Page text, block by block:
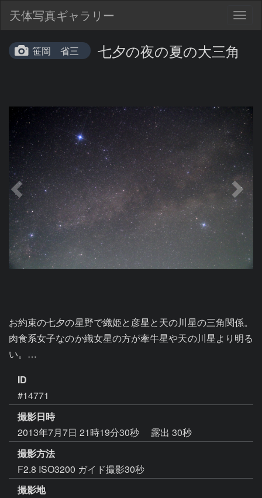
天体写真ギャラリー
笹岡 省三 七夕の夜の夏の大三角
お約束の七夕の星野で織姫と彦星と天の川星の三角関係。
肉食系女子なのか織女星の方が牽牛星や天の川星より明る
い。…
ID
#14771
撮影日時
2013年7月7日 21時19分30秒
露出 30秒
撮影方法
F2.8 ISO3200 ガイド撮影30秒
撮影地